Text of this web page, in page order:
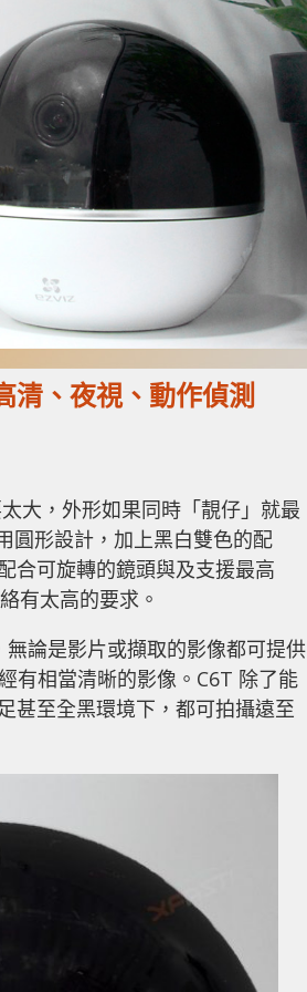
、夜視、動作偵測
大，外形如果同時「靚仔」就最
圓形設計，加上黑白雙色的配
合可旋轉的鏡頭與及支援最高
有太高的要求。
論是影片或擷取的影像都可提供
有相當清晰的影像。C6T 除了能
甚至全黑環境下，都可拍攝遠至